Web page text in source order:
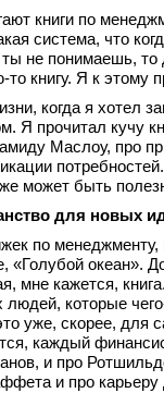
книги по
система, что
не понимаешь,
книгу. Я к этому
когда я хотел
Я прочитал кучу
Маслоу, про
может быть
для новых
по менеджменту,
«Голубой океан».
мне кажется,
которые
уже, скорее, для
каждый
и про
и про